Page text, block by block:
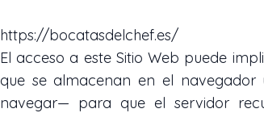
https://bocatasdelchef.es/
El acceso a este Sitio Web puede
que se almacenan en el navegador
navegar— para que el servidor